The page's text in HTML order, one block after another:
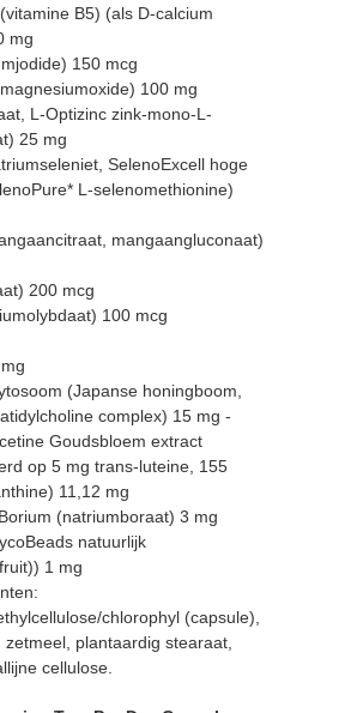
B5) (als D-calcium
mg
150 mcg
100 mg
L-Optizinc zink-mono-L-
25 mg
SelenoExcell hoge
L-selenomethionine)
mangaangluconaat)
200 mcg
100 mcg
(Japanse honingboom,
complex) 15 mg -
Goudsbloem extract
op 5 mg trans-luteine, 155
11,12 mg
(natriumboraat) 3 mg
natuurlijk
1 mg
chlorophyl (capsule),
zetmeel, plantaardig stearaat,
cellulose.